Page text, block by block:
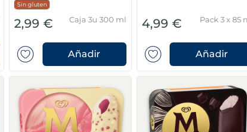
Sin gluten
2,99 € Caja 3u 300 ml
Añadir
4,99 € Pack 3 x 85
Añadir